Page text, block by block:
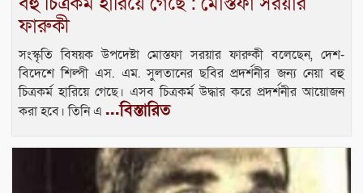
ফারুকী
সংস্কৃতি বিষয়ক উপদেষ্টা মোস্তফা সরয়ার ফারুকী বলেছেন, দেশ-
বিদেশে শিল্পী এস. এম. সুলতানের ছবির প্রদর্শনীর জন্য নেয়া বহু
চিত্রকর্ম হারিয়ে গেছে। এসব চিত্রকর্ম উদ্ধার করে প্রদর্শনীর আয়োজন
করা হবে। তিনি এ ...বিস্তারিত